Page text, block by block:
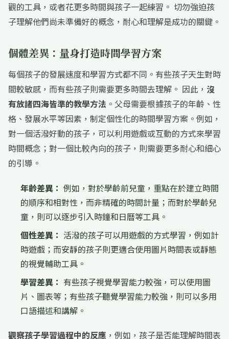
觀的工具，或者花更多時間與孩子一起練習。 切勿強迫孩
子理解他們尚未準備好的概念，耐心和理解是成功的關鍵。
個體差異：量身打造時間學習方案
每個孩子的發展速度和學習方式都不同。有些孩子天生對時
間較敏感，而有些孩子則需要更多時間去理解。 因此， 沒
有放諸四海皆準的教學方法 。父母需要根據孩子的年齡、性
格、發展水平等因素，制定個性化的時間學習方案。例如，
對一個活潑好動的孩子，可以利用遊戲或互動的方式來學習
時間概念；對一個比較內向的孩子，則需要更多耐心和細心
的引導。
年齡差異： 例如，對於學齡前兒童，重點在於建立時間
的順序和相對性，而非精確的時間計量；而對於學齡兒
童，則可以逐步引入時鐘和日曆等工具。
個性差異： 活潑的孩子可以用遊戲的方式學習，例如計
時遊戲；而安靜的孩子則更適合使用圖片時間表或靜態
的視覺輔助工具。
學習差異： 有些孩子視覺學習能力較強，可以使用圖
片、圖表等；有些孩子聽覺學習能力較強，則可以多用
口語描述和講解。
觀察孩子學習過程中的反應 ，例如，孩子是否能理解時間表